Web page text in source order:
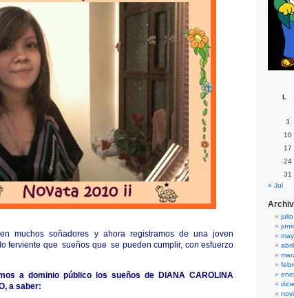
muchos soñadores y ahora registramos de una joven
ferviente que sueños que se pueden cumplir, con esfuerzo
a dominio público los sueños de DIANA CAROLINA
a saber:
L
3
10
17
24
31
« Jul